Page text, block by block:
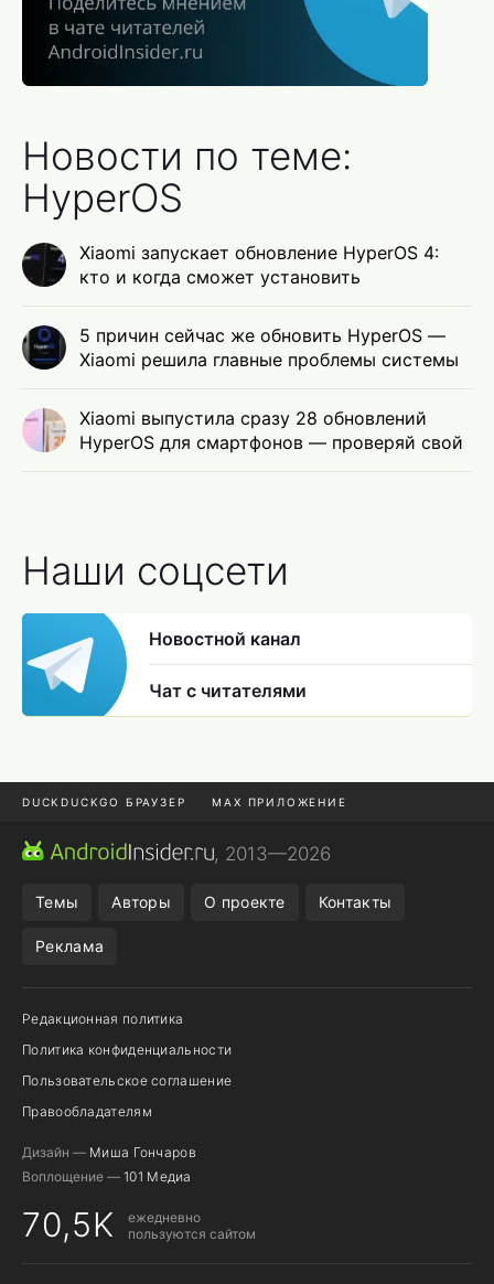
Новости по теме:
HyperOS
Xiaomi запускает обновление HyperOS 4:
кто и когда сможет установить
5 причин сейчас же обновить HyperOS —
Xiaomi решила главные проблемы системы
Xiaomi выпустила сразу 28 обновлений
HyperOS для смартфонов — проверяй свой
Наши соцсети
Новостной канал
Чат с читателями
DUCKDUCKGO БРАУЗЕР MAX ПРИЛОЖЕНИЕ
ПРИЛОЖЕНИЯ ANDROID
, 2013—2026
Темы Авторы О проекте Контакты
Реклама
Редакционная политика
Политика конфиденциальности
Пользовательское соглашение
Правообладателям
Дизайн — Миша Гончаров
Воплощение — 101 Медиа
70,5K
ежедневно
пользуются сайтом